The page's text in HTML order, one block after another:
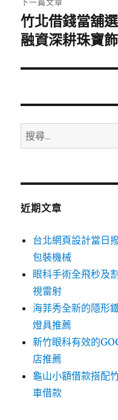
下
一
文
竹北借錢當舖
融資深耕珠寶
搜
尋
鍵
近期文章
台北網頁設計當日
包裝機械
眼科手術全飛秒及
視雷射
海菲秀全新的隱形
燈具推薦
新竹眼科有效的
店推薦
龜山小額借款搭配
車借款